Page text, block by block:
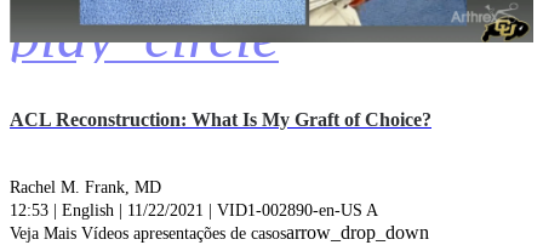
play_circle
ACL Reconstruction: What Is My Graft of Choice?
Rachel M. Frank, MD
12:53 | English | 11/22/2021 | VID1-002890-en-US A
Veja Mais Vídeos apresentações de casosarrow_drop_down